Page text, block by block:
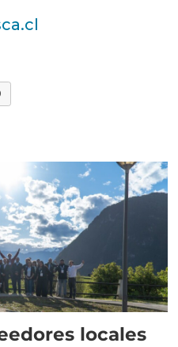
locales